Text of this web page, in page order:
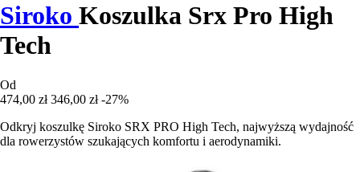
Siroko Koszulka Srx Pro High
Tech
Od
474,00 zł 346,00 zł -27%
Odkryj koszulkę Siroko SRX PRO High Tech, najwyższą wydajność
dla rowerzystów szukających komfortu i aerodynamiki.